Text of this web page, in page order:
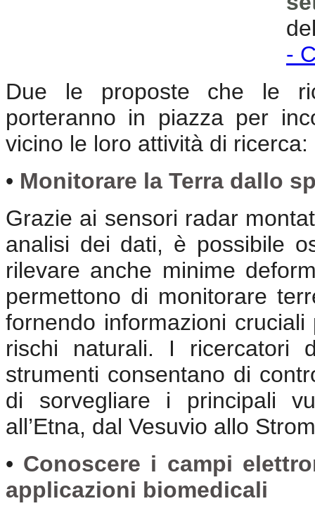
-
Due le proposte che le
porteranno in piazza per
vicino le loro attività di ricerca:
• Monitorare la Terra dallo
Grazie ai sensori radar
analisi dei dati, è possibile
rilevare anche minime
permettono di monitorare
fornendo informazioni
rischi naturali. I ricercatori
strumenti consentano di
di sorvegliare i principali
all’Etna, dal Vesuvio allo
• Conoscere i campi
applicazioni biomedicali